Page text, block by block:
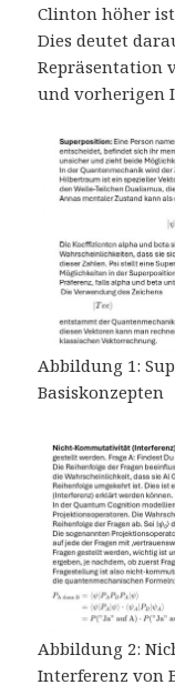
Clinton höher
Dies deutet
Repräsentation
und vorherigen
Abbildung 1:
Basiskonzepten
Abbildung 2:
Interferenz von